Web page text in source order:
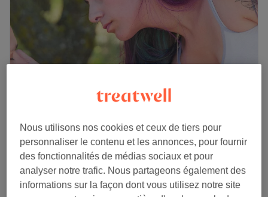
5,0
114 avis
Miramas, Bouches-du-Rhône
Montrer sur la carte
Épilation à la cire des sourcils
15 min
7 €
Nous utilisons nos cookies et ceux de tiers pour
personnaliser le contenu et les annonces, pour fournir
des fonctionnalités de médias sociaux et pour
analyser notre trafic. Nous partageons également des
informations sur la façon dont vous utilisez notre site